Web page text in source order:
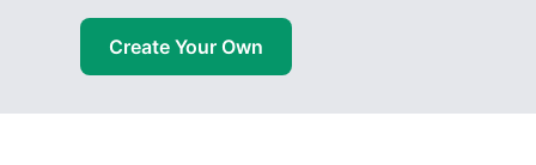
Create Your Own